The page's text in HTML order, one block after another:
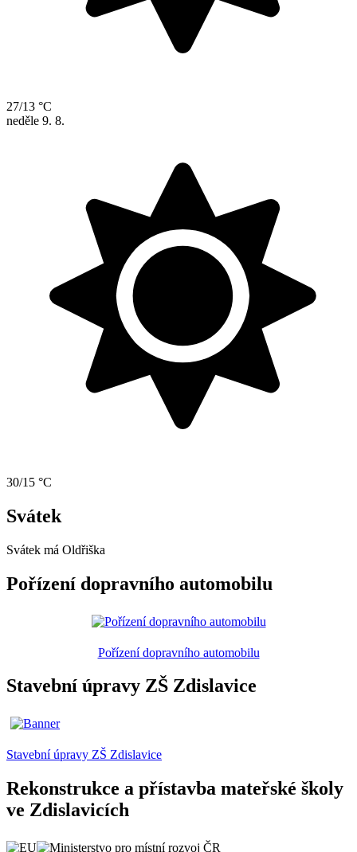
27/13 °C
neděle 9. 8.
30/15 °C
Svátek
Svátek má Oldřiška
Pořízení dopravního automobilu
Pořízení dopravního automobilu
Stavební úpravy ZŠ Zdislavice
Stavební úpravy ZŠ Zdislavice
Rekonstrukce a přístavba mateřské školy
ve Zdislavicích